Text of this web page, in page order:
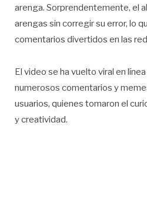
arenga. Sorprendentemente, el
arengas sin corregir su error, lo
comentarios divertidos en las
El video se ha vuelto viral en
numerosos comentarios y
usuarios, quienes tomaron el
y creatividad.